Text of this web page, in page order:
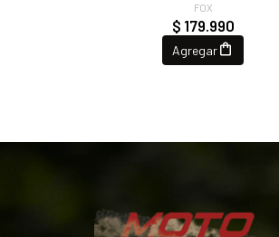
FOX
$ 179.990
Agregar